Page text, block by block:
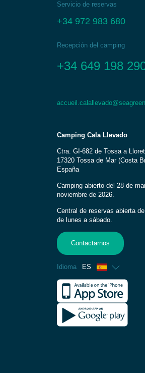
Servicio de reservas
+34 972 983 680
Recepción del camping
+34 649 198
Camping Cala Llevado
Ctra. GI-682 de Tossa a
17320 Tossa de Mar (Costa
España
Camping abierto del 28 de
noviembre de 2026.
Central de reservas abierta
de lunes a sábado.
Contactarnos
Idioma ES
Francés
Inglés
Alemán